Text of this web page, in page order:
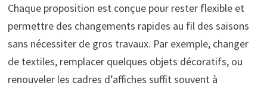
Chaque proposition est conçue pour rester flexible et
permettre des changements rapides au fil des saisons
sans nécessiter de gros travaux. Par exemple, changer
de textiles, remplacer quelques objets décoratifs, ou
renouveler les cadres d’affiches suffit souvent à